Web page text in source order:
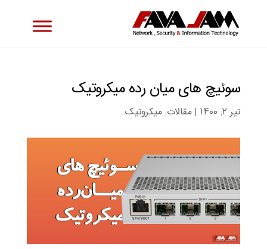
سوئیچ های میان رده میکروتیک
تیر ۲, ۱۴۰۰ |مقالات,میکروتیک